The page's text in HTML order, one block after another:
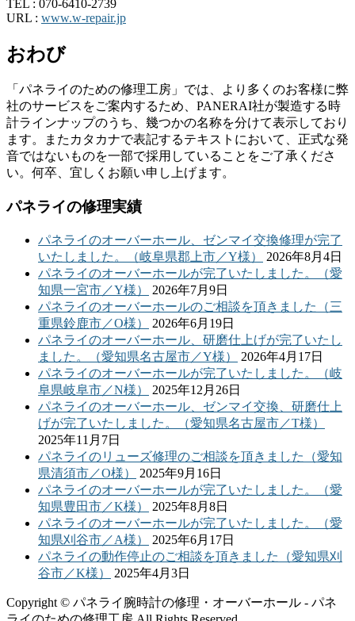
TEL : 070-6410-2739
URL : www.w-repair.jp
おわび
「パネライのための修理工房」では、より多くのお客様に弊
社のサービスをご案内するため、PANERAI社が製造する時
計ラインナップのうち、幾つかの名称を分けて表示しており
ます。またカタカナで表記するテキストにおいて、正式な発
音ではないものを一部で採用していることをご了承くださ
い。何卒、宜しくお願い申し上げます。
パネライの修理実績
パネライのオーバーホール、ゼンマイ交換修理が完了
いたしました。（岐阜県郡上市／Y様）
2026年8月4日
パネライのオーバーホールが完了いたしました。（愛
知県一宮市／Y様）
2026年7月9日
パネライのオーバーホールのご相談を頂きました（三
重県鈴鹿市／O様）
2026年6月19日
パネライのオーバーホール、研磨仕上げが完了いたし
ました。（愛知県名古屋市／Y様）
2026年4月17日
パネライのオーバーホールが完了いたしました。（岐
阜県岐阜市／N様）
2025年12月26日
パネライのオーバーホール、ゼンマイ交換、研磨仕上
げが完了いたしました。（愛知県名古屋市／T様）
2025年11月7日
パネライのリューズ修理のご相談を頂きました（愛知
県清須市／O様）
2025年9月16日
パネライのオーバーホールが完了いたしました。（愛
知県豊田市／K様）
2025年8月8日
パネライのオーバーホールが完了いたしました。（愛
知県刈谷市／A様）
2025年6月17日
パネライの動作停止のご相談を頂きました（愛知県刈
谷市／K様）
2025年4月3日
Copyright © パネライ腕時計の修理・オーバーホール - パネ